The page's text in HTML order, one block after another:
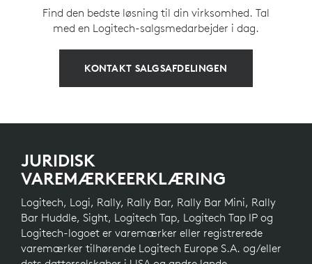
Find den bedste løsning til din virksomhed. Tal
med en Logitech-salgsmedarbejder i dag.
KONTAKT SALGSAFDELINGEN
JURIDISK
VAREMÆRKEERKLÆRING
Logitech, Logi, Rally, Rally Bar, Rally Bar Mini, Rally
Bar Huddle, Sight, Logitech Tap, Logitech Tap IP og
Logitech-logoet er varemærker eller registrerede
varemærker tilhørende Logitech Europe S.A. og/eller